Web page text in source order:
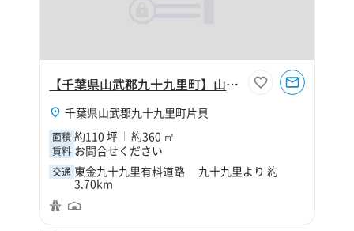
【千葉県山武郡九十九里町】山武郡九十九里町片貝110坪倉庫
千葉県山武郡九十九里町片貝
面積 約110 坪 約360 ㎡
賃料 お問合せください
交通 東金九十九里有料道路 九十九里より 約
3.70km